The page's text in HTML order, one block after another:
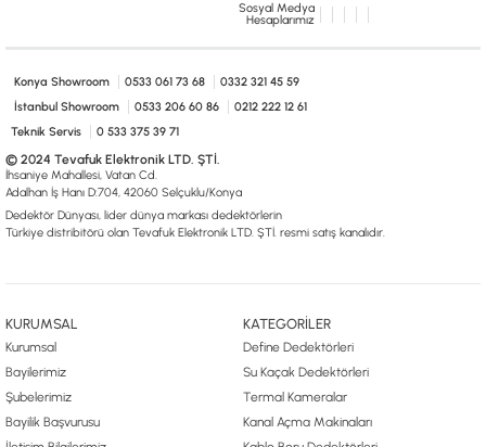
Sosyal Medya
Hesaplarımız
Konya Showroom 0533 061 73 68
0332 321 45 59
İstanbul Showroom
0533 206 60 86
0212 222 12 61
Teknik Servis
0 533 375 39 71
© 2024 Tevafuk Elektronik LTD. ŞTİ.
İhsaniye Mahallesi, Vatan Cd.
Adalhan İş Hanı D:704, 42060 Selçuklu/Konya
Dedektör Dünyası, lider dünya markası dedektörlerin
Türkiye distribitörü olan Tevafuk Elektronik LTD. ŞTİ. resmi satış kanalıdır.
KURUMSAL
Kurumsal
Bayilerimiz
Şubelerimiz
Bayilik Başvurusu
KATEGORİLER
Define Dedektörleri
Su Kaçak Dedektörleri
Termal Kameralar
Kanal Açma Makinaları